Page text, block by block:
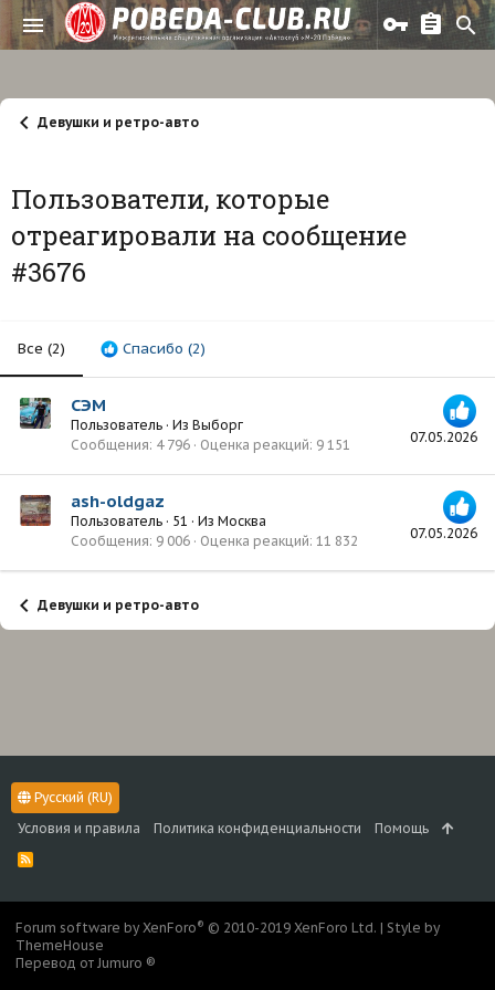
Девушки и ретро-авто
Пользователи, которые
отреагировали на сообщение
#3676
Все (2) Спасибо (2)
07.05.2026
СЭМ
Пользователь · Из Выборг
Сообщения 4 796 Оценка реакций 9 151
07.05.2026
ash-oldgaz
Пользователь · 51 · Из Москва
Сообщения 9 006 Оценка реакций 11 832
Девушки и ретро-авто
Русский (RU)
Условия и правила
Политика конфиденциальности Помощь
R
S
Forum software by XenForo® © 2010-2019 XenForo Ltd. | Style by
ThemeHouse
Перевод от Jumuro ®